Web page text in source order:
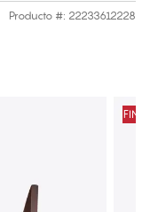
Producto #: 22233612228